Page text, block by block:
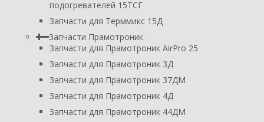
подогревателей 15ТСГ
Запчасти для Терммикс 15Д
Запчасти Прамотроник
Запчасти для Прамотроник AirPro 25
Запчасти для Прамотроник 3Д
Запчасти для Прамотроник 37ДМ
Запчасти для Прамотроник 4Д
Запчасти для Прамотроник 44ДМ